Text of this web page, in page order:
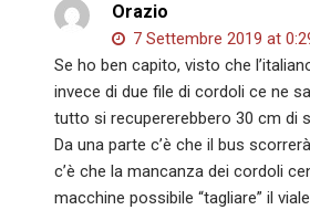
Orazio
7 Settembre 2019 at
Se ho ben capito, visto che
invece di due file di cordoli ce ne
tutto si recupererebbero 30 cm di
Da una parte c’è che il bus
c’è che la mancanza dei cordoli
macchine possibile “tagliare” il